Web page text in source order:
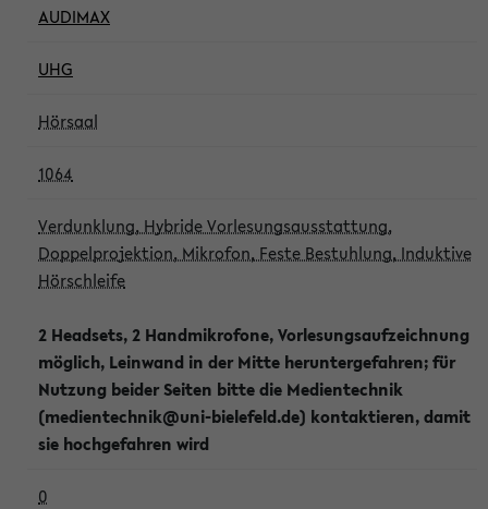
AUDIMAX
UHG
Hörsaal
1064
Verdunklung, Hybride Vorlesungsausstattung,
Doppelprojektion, Mikrofon, Feste Bestuhlung, Induktive
Hörschleife
2 Headsets, 2 Handmikrofone, Vorlesungsaufzeichnung
möglich, Leinwand in der Mitte heruntergefahren; für
Nutzung beider Seiten bitte die Medientechnik
(medientechnik@uni-bielefeld.de) kontaktieren, damit
sie hochgefahren wird
0